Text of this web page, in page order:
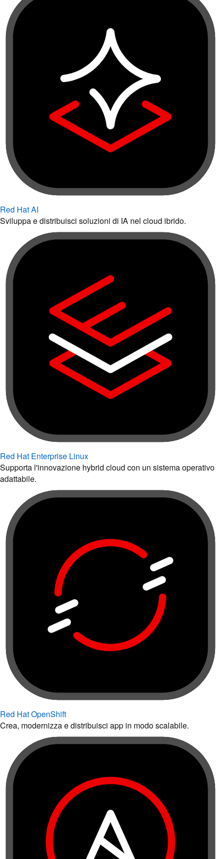
Red Hat AI
Sviluppa e distribuisci soluzioni di IA nel cloud ibrido.
Red Hat Enterprise Linux
Supporta l'innovazione hybrid cloud con un sistema operativo
adattabile.
Red Hat OpenShift
Crea, modernizza e distribuisci app in modo scalabile.